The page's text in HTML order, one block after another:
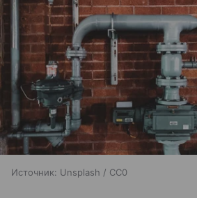
Источник: Unsplash / CC0